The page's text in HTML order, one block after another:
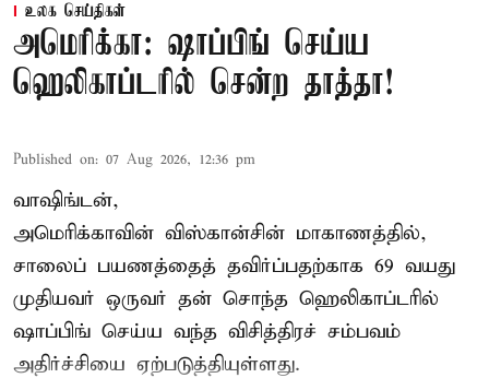
உலக செய்திகள்
அமெரிக்கா: ஷாப்பிங் செய்ய
ஹெலிகாப்டரில் சென்ற தாத்தா!
Published on: 07 Aug 2026, 12:36 pm
வாஷிங்டன்,
அமெரிக்காவின் விஸ்கான்சின் மாகாணத்தில்,
சாலைப் பயணத்தைத் தவிர்ப்பதற்காக 69 வயது
முதியவர் ஒருவர் தன் சொந்த ஹெலிகாப்டரில்
ஷாப்பிங் செய்ய வந்த விசித்திரச் சம்பவம்
அதிர்ச்சியை ஏற்படுத்தியுள்ளது.